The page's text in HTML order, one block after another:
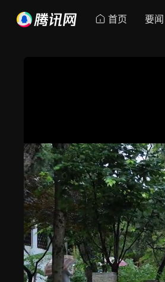
首页 要闻